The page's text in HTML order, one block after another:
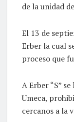
de la unidad
El 13 de
Erber la cual
proceso que
A Erber “S”
Umeca,
cercanos a la